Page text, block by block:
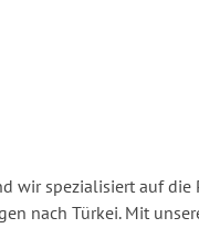
wir spezialisiert auf die
nach Türkei. Mit